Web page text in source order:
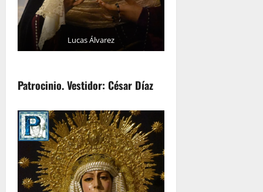
Lucas Álvarez
Patrocinio. Vestidor: César Díaz